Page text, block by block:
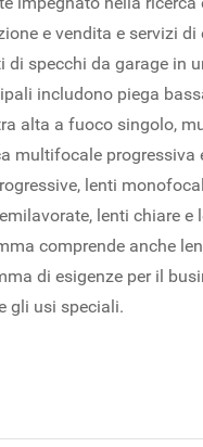
e vendita e servizi
di specchi da garage in
includono piega
alta a fuoco singolo,
multifocale progressiva
lenti
lenti chiare e
comprende anche
di esigenze per il
gli usi speciali.